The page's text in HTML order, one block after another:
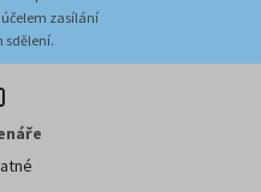
zasílání
sdělení.